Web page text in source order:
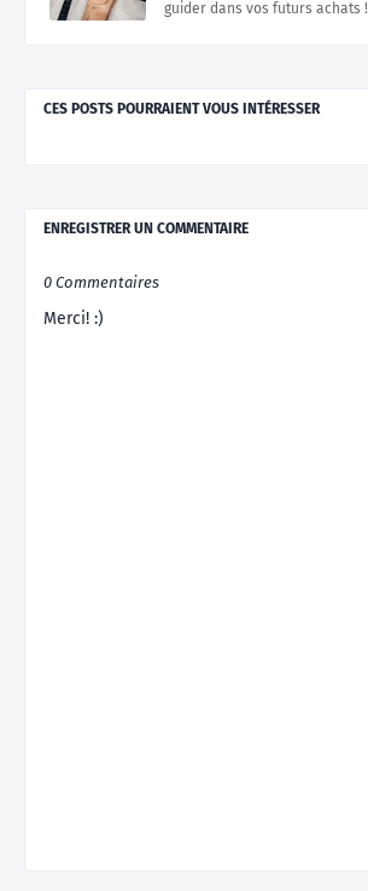
guider dans vos futurs achats !
CES POSTS POURRAIENT VOUS INTÉRESSER
ENREGISTRER UN COMMENTAIRE
0 Commentaires
Merci! :)